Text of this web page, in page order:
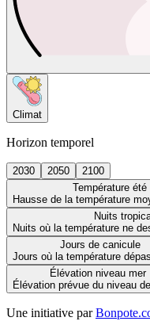
Climat
Horizon temporel
2030 2050
2100
Température été
Hausse de la température
Nuits
Nuits où la température ne
Jours de canicule
Jours où la température
Élévation niveau mer
Élévation prévue du niveau
Une initiative par